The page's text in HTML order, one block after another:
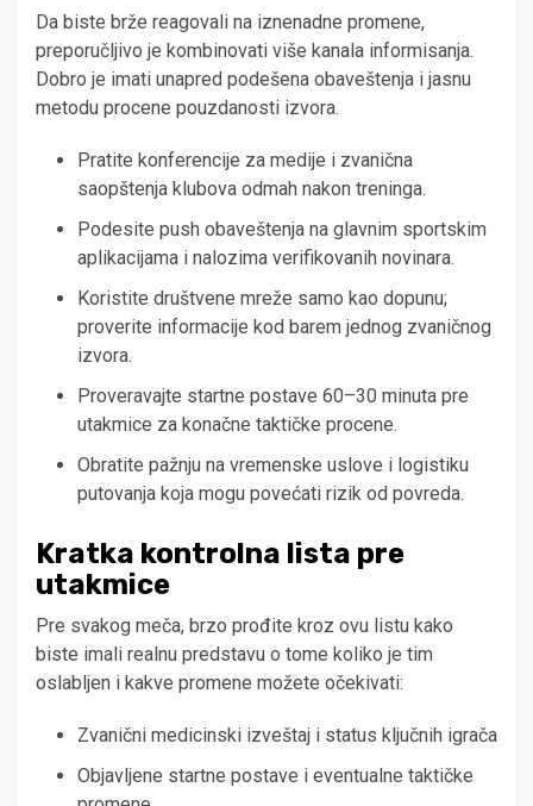
Da biste brže reagovali na iznenadne promene,
preporučljivo je kombinovati više kanala informisanja.
Dobro je imati unapred podešena obaveštenja i jasnu
metodu procene pouzdanosti izvora.
Pratite konferencije za medije i zvanična
saopštenja klubova odmah nakon treninga.
Podesite push obaveštenja na glavnim sportskim
aplikacijama i nalozima verifikovanih novinara.
Koristite društvene mreže samo kao dopunu;
proverite informacije kod barem jednog zvaničnog
izvora.
Proveravajte startne postave 60–30 minuta pre
utakmice za konačne taktičke procene.
Obratite pažnju na vremenske uslove i logistiku
putovanja koja mogu povećati rizik od povreda.
Kratka kontrolna lista pre
utakmice
Pre svakog meča, brzo prođite kroz ovu listu kako
biste imali realnu predstavu o tome koliko je tim
oslabljen i kakve promene možete očekivati:
Zvanični medicinski izveštaj i status ključnih igrača
Objavljene startne postave i eventualne taktičke